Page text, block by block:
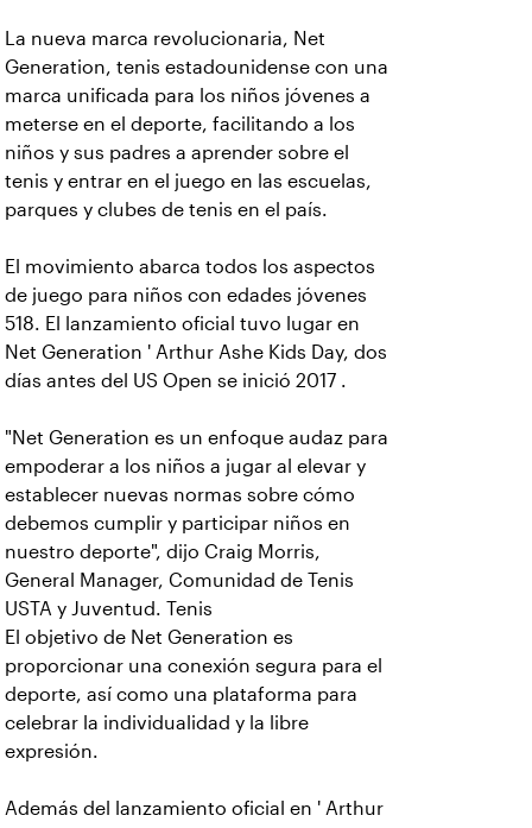
La nueva marca revolucionaria, Net
Generation, tenis estadounidense con una
marca unificada para los niños jóvenes a
meterse en el deporte, facilitando a los
niños y sus padres a aprender sobre el
tenis y entrar en el juego en las escuelas,
parques y clubes de tenis en el país.
El movimiento abarca todos los aspectos
de juego para niños con edades jóvenes
518. El lanzamiento oficial tuvo lugar en
Net Generation ' Arthur Ashe Kids Day, dos
días antes del US Open se inició 2017 .
"Net Generation es un enfoque audaz para
empoderar a los niños a jugar al elevar y
establecer nuevas normas sobre cómo
debemos cumplir y participar niños en
nuestro deporte", dijo Craig Morris,
General Manager, Comunidad de Tenis
USTA y Juventud. Tenis
El objetivo de Net Generation es
proporcionar una conexión segura para el
deporte, así como una plataforma para
celebrar la individualidad y la libre
expresión.
Además del lanzamiento oficial en ' Arthur